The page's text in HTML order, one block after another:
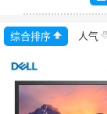
综合排序 人气